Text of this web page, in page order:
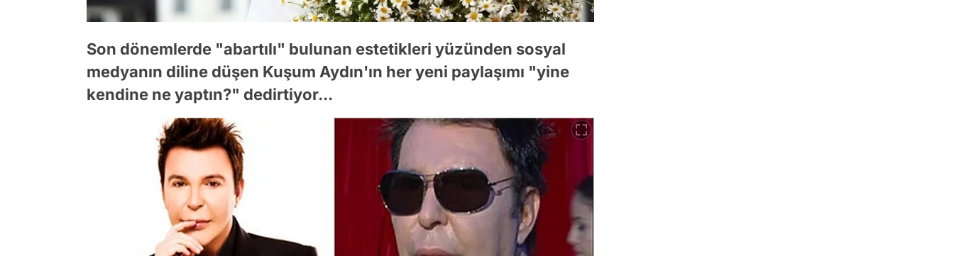
Son dönemlerde "abartılı" bulunan estetikleri yüzünden sosyal
medyanın diline düşen Kuşum Aydın'ın her yeni paylaşımı "yine
kendine ne yaptın?" dedirtiyor...